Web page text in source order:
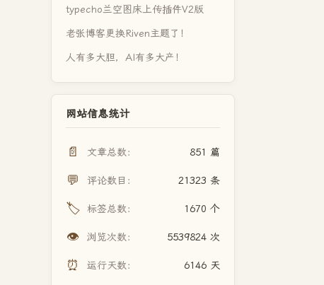
typecho兰空图床上传插件V2版
老张博客更换Riven主题了！
人有多大胆，AI有多大产！
网站信息统计
📄 文章总数： 851 篇
💬 评论数目： 21323 条
🏷️ 标签总数： 1670 个
👁️ 浏览次数： 5539824 次
⏰ 运行天数： 6146 天